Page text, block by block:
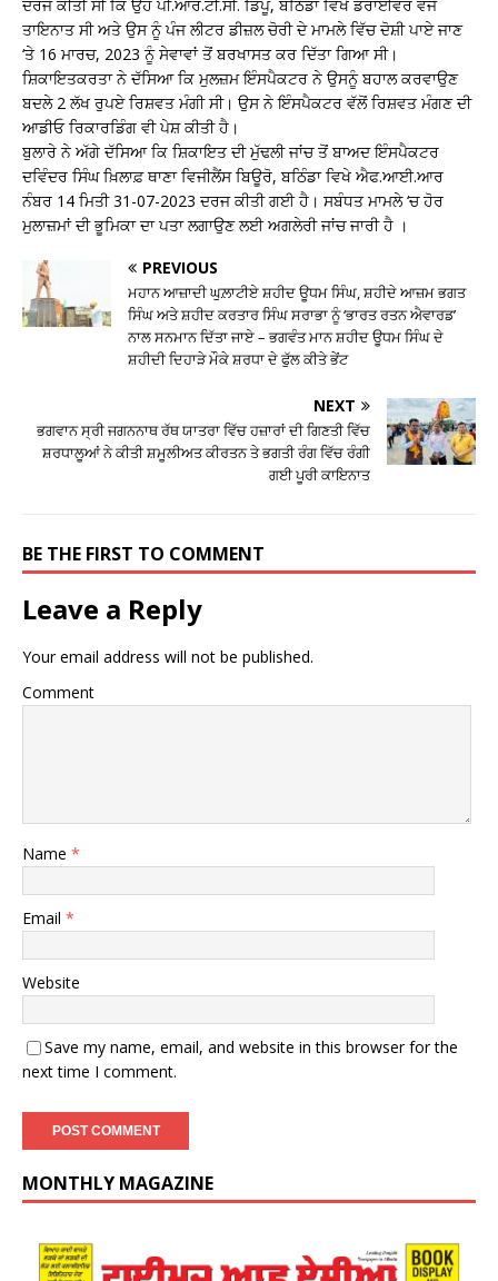
ਦਰਜ ਕੀਤੀ ਸੀ ਕਿ ਉਹ ਪੀ.ਆਰ.ਟੀ.ਸੀ. ਡਿੱਪੂ, ਬਠਿੰਡਾ ਵਿਖੇ ਡਰਾਈਵਰ ਵਜੋਂ
ਤਾਇਨਾਤ ਸੀ ਅਤੇ ਉਸ ਨੂੰ ਪੰਜ ਲੀਟਰ ਡੀਜ਼ਲ ਚੋਰੀ ਦੇ ਮਾਮਲੇ ਵਿੱਚ ਦੋਸ਼ੀ ਪਾਏ ਜਾਣ
‘ਤੇ 16 ਮਾਰਚ, 2023 ਨੂੰ ਸੇਵਾਵਾਂ ਤੋਂ ਬਰਖਾਸਤ ਕਰ ਦਿੱਤਾ ਗਿਆ ਸੀ।
ਸ਼ਿਕਾਇਤਕਰਤਾ ਨੇ ਦੱਸਿਆ ਕਿ ਮੁਲਜ਼ਮ ਇੰਸਪੈਕਟਰ ਨੇ ਉਸਨੂੰ ਬਹਾਲ ਕਰਵਾਉਣ
ਬਦਲੇ 2 ਲੱਖ ਰੁਪਏ ਰਿਸ਼ਵਤ ਮੰਗੀ ਸੀ। ਉਸ ਨੇ ਇੰਸਪੈਕਟਰ ਵੱਲੋਂ ਰਿਸ਼ਵਤ ਮੰਗਣ ਦੀ
ਆਡੀਓ ਰਿਕਾਰਡਿੰਗ ਵੀ ਪੇਸ਼ ਕੀਤੀ ਹੈ।
ਬੁਲਾਰੇ ਨੇ ਅੱਗੇ ਦੱਸਿਆ ਕਿ ਸ਼ਿਕਾਇਤ ਦੀ ਮੁੱਢਲੀ ਜਾਂਚ ਤੋਂ ਬਾਅਦ ਇੰਸਪੈਕਟਰ
ਦਵਿੰਦਰ ਸਿੰਘ ਖ਼ਿਲਾਫ਼ ਥਾਣਾ ਵਿਜੀਲੈਂਸ ਬਿਊਰੋ, ਬਠਿੰਡਾ ਵਿਖੇ ਐਫ.ਆਈ.ਆਰ
ਨੰਬਰ 14 ਮਿਤੀ 31-07-2023 ਦਰਜ ਕੀਤੀ ਗਈ ਹੈ। ਸਬੰਧਤ ਮਾਮਲੇ ‘ਚ ਹੋਰ
ਮੁਲਾਜ਼ਮਾਂ ਦੀ ਭੂਮਿਕਾ ਦਾ ਪਤਾ ਲਗਾਉਣ ਲਈ ਅਗਲੇਰੀ ਜਾਂਚ ਜਾਰੀ ਹੈ ।
PREVIOUS
ਮਹਾਨ ਆਜ਼ਾਦੀ ਘੁਲ਼ਾਟੀਏ ਸ਼ਹੀਦ ਊਧਮ ਸਿੰਘ, ਸ਼ਹੀਦੇ ਆਜ਼ਮ ਭਗਤ
ਸਿੰਘ ਅਤੇ ਸ਼ਹੀਦ ਕਰਤਾਰ ਸਿੰਘ ਸਰਾਭਾ ਨੂੰ ‘ਭਾਰਤ ਰਤਨ ਐਵਾਰਡ’
ਨਾਲ ਸਨਮਾਨ ਦਿੱਤਾ ਜਾਏ – ਭਗਵੰਤ ਮਾਨ ਸ਼ਹੀਦ ਊਧਮ ਸਿੰਘ ਦੇ
ਸ਼ਹੀਦੀ ਦਿਹਾੜੇ ਮੌਕੇ ਸ਼ਰਧਾ ਦੇ ਫੁੱਲ ਕੀਤੇ ਭੇਂਟ
NEXT
ਭਗਵਾਨ ਸ੍ਰੀ ਜਗਨਨਾਥ ਰੱਥ ਯਾਤਰਾ ਵਿੱਚ ਹਜ਼ਾਰਾਂ ਦੀ ਗਿਣਤੀ ਵਿੱਚ
ਸ਼ਰਧਾਲੂਆਂ ਨੇ ਕੀਤੀ ਸ਼ਮੂਲੀਅਤ ਕੀਰਤਨ ਤੇ ਭਗਤੀ ਰੰਗ ਵਿੱਚ ਰੰਗੀ
ਗਈ ਪੂਰੀ ਕਾਇਨਾਤ
BE THE FIRST TO COMMENT
Leave a Reply
Your email address will not be published.
Comment
Name *
Email *
Website
Save my name, email, and website in this browser for the
next time I comment.
MONTHLY MAGAZINE